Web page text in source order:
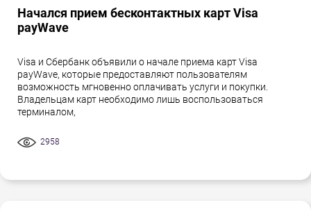
Начался прием бесконтактных карт Visa
payWave
Visa и Сбербанк объявили о начале приема карт Visa
payWave, которые предоставляют пользователям
возможность мгновенно оплачивать услуги и покупки.
Владельцам карт необходимо лишь воспользоваться
терминалом,
2958